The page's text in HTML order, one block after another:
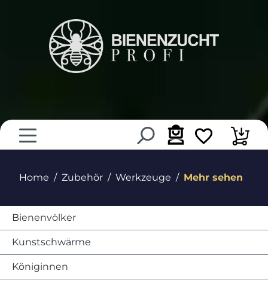
Home Zubehör Werkzeuge Mehr sehen
Bienenvölker
Kunstschwärme
Königinnen